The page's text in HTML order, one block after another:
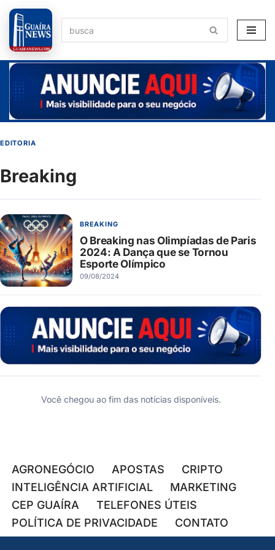
Pular
para
o
conteúdo
EDITORIA
Breaking
BREAKING
O Breaking nas Olimpíadas de Paris
2024: A Dança que se Tornou
Esporte Olímpico
09/08/2024
Você chegou ao fim das notícias disponíveis.
AGRONEGÓCIO APOSTAS
CRIPTO
INTELIGÊNCIA ARTIFICIAL
MARKETING
CEP GUAÍRA
TELEFONES ÚTEIS
POLÍTICA DE PRIVACIDADE
CONTATO